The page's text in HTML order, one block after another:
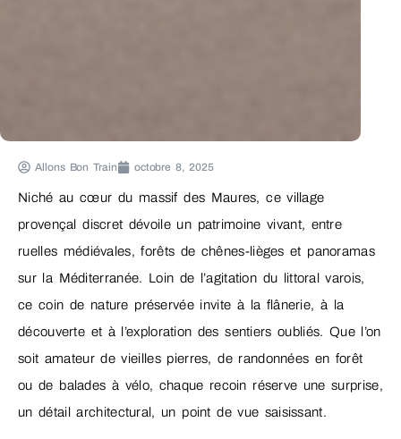
Allons Bon Train octobre 8, 2025
Niché au cœur du massif des Maures, ce village
provençal discret dévoile un patrimoine vivant, entre
ruelles médiévales, forêts de chênes-lièges et panoramas
sur la Méditerranée. Loin de l’agitation du littoral varois,
ce coin de nature préservée invite à la flânerie, à la
découverte et à l’exploration des sentiers oubliés. Que l’on
soit amateur de vieilles pierres, de randonnées en forêt
ou de balades à vélo, chaque recoin réserve une surprise,
un détail architectural, un point de vue saisissant.